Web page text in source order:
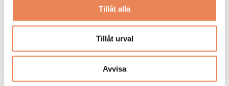
Tillåt alla
Tillåt urval
Avvisa
DAGAR KVAR:
23